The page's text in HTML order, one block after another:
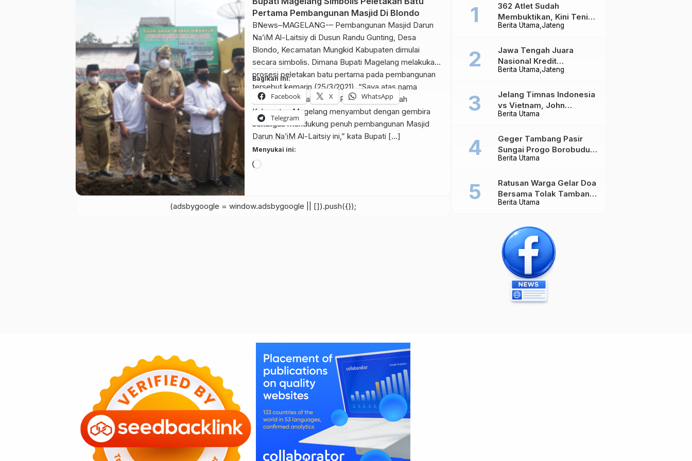
Pertama Pembangunan Masjid Di Blondo
BNews–MAGELANG-– Pembangunan Masjid Darun
Na’iM Al-Laitsiy di Dusun Randu Gunting, Desa
Blondo, Kecamatan Mungkid Kabupaten dimulai
secara simbolis. Dimana Bupati Magelang melakukan
prosesi peletakan batu pertama pada pembangunan
tersebut kemarin (25/3/2021). “Saya atas nama
pribadi, masyarakat, dan Pemerintah Daerah
Kabupaten Magelang menyambut dengan gembira
sekaligus mendukung penuh pembangunan Masjid
Darun Na’iM Al-Laitsiy ini,” kata Bupati […]
Bagikan ini:
Facebook X WhatsApp
Telegram
Menyukai ini:
Memuat...
(adsbygoogle = window.adsbygoogle || []).push({});
Berita Utama Jateng
362 Atlet Sudah
Membuktikan, Kini Tenis
Meja Jateng Dibidik Jadi
Berita Utama Jateng
Jawa Tengah Juara
Nasional Kredit
Perumahan, Realisasi
Berita Utama
Jelang Timnas Indonesia
vs Vietnam, John
Herdman Ungkap Hal
Berita Utama
Geger Tambang Pasir
Sungai Progo Borobudur,
Warga Sambeng Hentikan
Berita Utama
Ratusan Warga Gelar Doa
Bersama Tolak Tambang
Pasir di Sungai Progo